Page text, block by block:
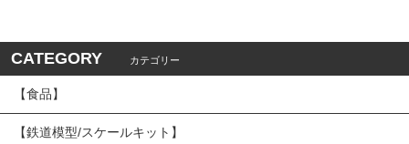
CATEGORY カテゴリー
【食品】
【鉄道模型/スケールキット】